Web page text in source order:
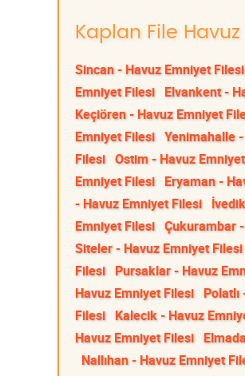
Kaplan File
Sincan - Havuz Emniyet Filesi
Emniyet Filesi Elvankent -
Keçiören - Havuz Emniyet
Emniyet Filesi Yenimahalle
Filesi Ostim - Havuz
Emniyet Filesi Eryaman -
- Havuz Emniyet Filesi
Emniyet Filesi Çukurambar
Siteler - Havuz Emniyet Filesi
Filesi Pursaklar - Havuz
Havuz Emniyet Filesi
Filesi Kalecik - Havuz
Havuz Emniyet Filesi
Nallıhan - Havuz Emniyet